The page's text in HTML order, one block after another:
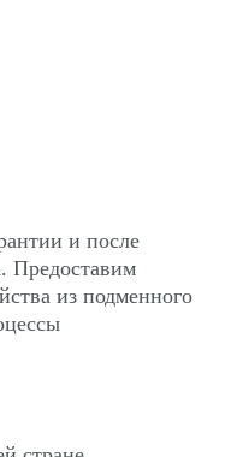
и после
Предоставим
из подменного